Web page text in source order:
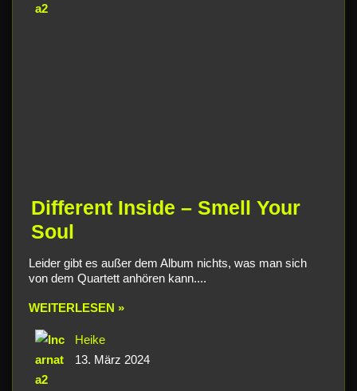
Different Inside – Smell Your
Soul
Leider gibt es außer dem Album nichts, was man sich
von dem Quartett anhören kann....
WEITERLESEN »
Heike
13. März 2024